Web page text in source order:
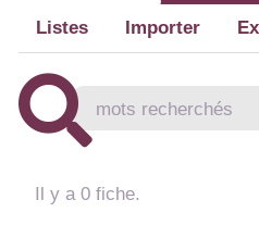
Listes Importer
Il y a 0 fiche.